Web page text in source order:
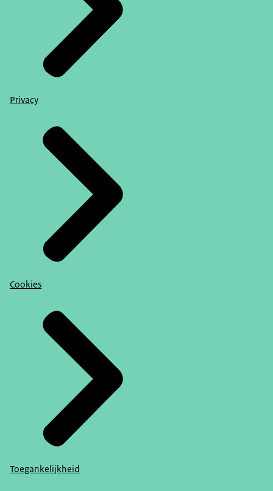
Privacy
Cookies
Toegankelijkheid